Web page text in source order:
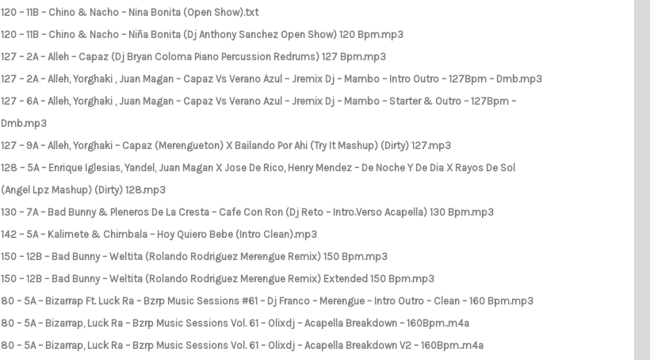
120 – 11B – Chino & Nacho – Nina Bonita (Open Show).txt
120 – 11B – Chino & Nacho – Niña Bonita (Dj Anthony Sanchez Open Show) 120 Bpm.mp3
127 – 2A – Alleh – Capaz (Dj Bryan Coloma Piano Percussion Redrums) 127 Bpm.mp3
127 – 2A – Alleh, Yorghaki , Juan Magan – Capaz Vs Verano Azul – Jremix Dj – Mambo – Intro Outro – 127Bpm – Dmb.mp3
127 – 6A – Alleh, Yorghaki , Juan Magan – Capaz Vs Verano Azul – Jremix Dj – Mambo – Starter & Outro – 127Bpm –
Dmb.mp3
127 – 9A – Alleh, Yorghaki – Capaz (Merengueton) X Bailando Por Ahi (Try It Mashup) (Dirty) 127.mp3
128 – 5A – Enrique Iglesias, Yandel, Juan Magan X Jose De Rico, Henry Mendez – De Noche Y De Dia X Rayos De Sol
(Angel Lpz Mashup) (Dirty) 128.mp3
130 – 7A – Bad Bunny & Pleneros De La Cresta – Cafe Con Ron (Dj Reto – Intro.Verso Acapella) 130 Bpm.mp3
142 – 5A – Kalimete & Chimbala – Hoy Quiero Bebe (Intro Clean).mp3
150 – 12B – Bad Bunny – Weltita (Rolando Rodriguez Merengue Remix) 150 Bpm.mp3
150 – 12B – Bad Bunny – Weltita (Rolando Rodriguez Merengue Remix) Extended 150 Bpm.mp3
80 – 5A – Bizarrap Ft. Luck Ra – Bzrp Music Sessions #61 – Dj Franco – Merengue – Intro Outro – Clean – 160 Bpm.mp3
80 – 5A – Bizarrap, Luck Ra – Bzrp Music Sessions Vol. 61 – Olixdj – Acapella Breakdown – 160Bpm..m4a
80 – 5A – Bizarrap, Luck Ra – Bzrp Music Sessions Vol. 61 – Olixdj – Acapella Breakdown V2 – 160Bpm..m4a